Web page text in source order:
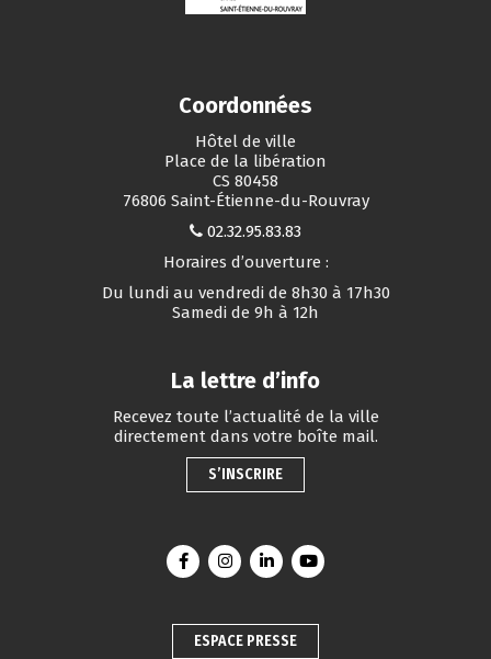
Coordonnées
Hôtel de ville
Place de la libération
CS 80458
76806 Saint-Étienne-du-Rouvray
02.32.95.83.83
Horaires d’ouverture :
Du lundi au vendredi de 8h30 à 17h30
Samedi de 9h à 12h
La lettre d’info
Recevez toute l’actualité de la ville
directement dans votre boîte mail.
S’INSCRIRE
Lien vers le compte Facebook
Lien vers le compte Instagram
Lien vers le compte Linkedin
Lien vers la chaîne
ESPACE PRESSE